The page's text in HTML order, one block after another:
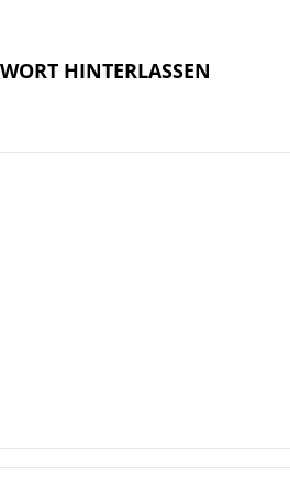
HINTERLASSEN